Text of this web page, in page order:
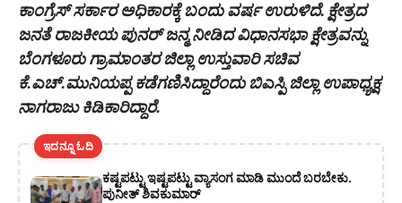
ಕಾಂಗ್ರೆಸ್ ಸರ್ಕಾರ ಅಧಿಕಾರಕ್ಕೆ ಬಂದು ವರ್ಷ ಉರುಳಿದೆ. ಕ್ಷೇತ್ರದ
ಜನತೆ ರಾಜಕೀಯ ಪುನರ್ ಜನ್ಮ ನೀಡಿದ ವಿಧಾನಸಭಾ ಕ್ಷೇತ್ರವನ್ನು
ಬೆಂಗಳೂರು ಗ್ರಾಮಾಂತರ ಜಿಲ್ಲಾ ಉಸ್ತುವಾರಿ ಸಚಿವ
ಕೆ.ಎಚ್.ಮುನಿಯಪ್ಪ ಕಡೆಗಣಿಸಿದ್ದಾರೆಂದು ಬಿಎಸ್ಪಿ ಜಿಲ್ಲಾ ಉಪಾಧ್ಯಕ್ಷ
ನಾಗರಾಜು ಕಿಡಿಕಾರಿದ್ದಾರೆ.
ಇದನ್ನೂ ಓದಿ
ಕಷ್ಟಪಟ್ಟು ಇಷ್ಟಪಟ್ಟು ವ್ಯಾಸಂಗ ಮಾಡಿ ಮುಂದೆ ಬರಬೇಕು.
ಪುನೀತ್ ಶಿವಕುಮಾರ್